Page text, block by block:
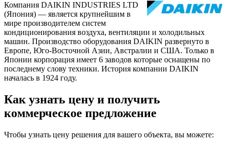
Компания DAIKIN INDUSTRIES LTD
(Япония) — является крупнейшим в
мире производителем систем
кондиционирования воздуха, вентиляции и холодильных
машин. Производство оборудования DAIKIN развернуто в
Европе, Юго-Восточной Азии, Австралии и США. Только в
Японии корпорация имеет 6 заводов которые оснащены по
последнему слову техники. История компании DAIKIN
началась в 1924 году.
Как узнать цену и получить
коммерческое предложение
Чтобы узнать цену решения для вашего объекта, вы можете: